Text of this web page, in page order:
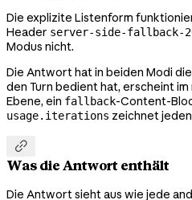
Die explizite Listenform
Header server-side-fallback-
Modus nicht.
Die Antwort hat in beiden Modi
den Turn bedient hat, erscheint im
Ebene, ein fallback-Content-
usage.iterations zeichnet

Was die Antwort enthält
Die Antwort sieht aus wie jede